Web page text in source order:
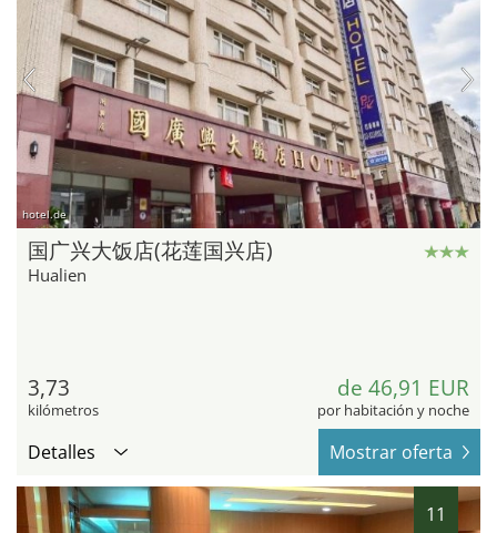
hotel.de
国广兴大饭店(花莲国兴店)
Hualien
3,73
kilómetros
de 46,91 EUR
por habitación y noche
Detalles Mostrar oferta
11